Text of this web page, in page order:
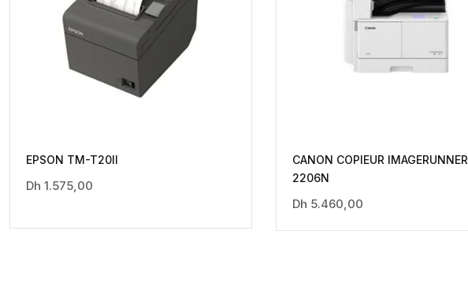
EPSON TM-T20II
Dh 1.575,00
CANON COPIEUR IMAGERUNNER
2206N
Dh 5.460,00